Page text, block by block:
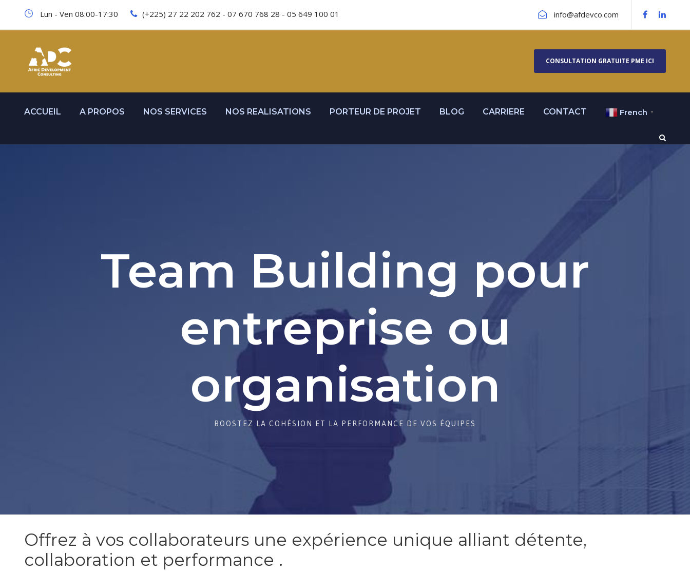
Lun - Ven 08:00-17:30 (+225) 27 22 202 762 - 07 670 768 28 - 05 649 100 01 info@afdevco.com
CONSULTATION GRATUITE PME ICI
ACCUEIL A PROPOS NOS SERVICES NOS REALISATIONS PORTEUR DE PROJET BLOG CARRIERE CONTACT French ▼
Team Building pour
entreprise ou
organisation
BOOSTEZ LA COHÉSION ET LA PERFORMANCE DE VOS ÉQUIPES
Offrez à vos collaborateurs une expérience unique alliant détente,
collaboration et performance .